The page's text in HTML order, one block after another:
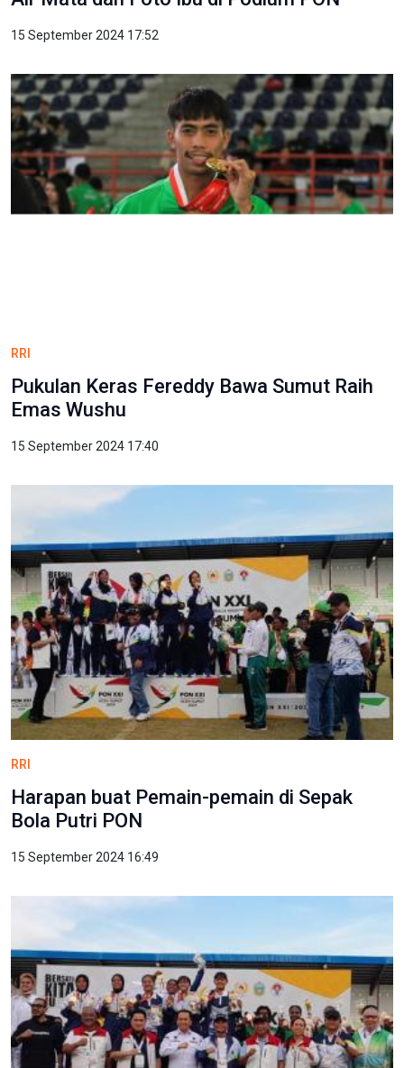
15 September 2024 17:52
RRI
Pukulan Keras Fereddy Bawa Sumut Raih
Emas Wushu
15 September 2024 17:40
RRI
Harapan buat Pemain-pemain di Sepak
Bola Putri PON
15 September 2024 16:49